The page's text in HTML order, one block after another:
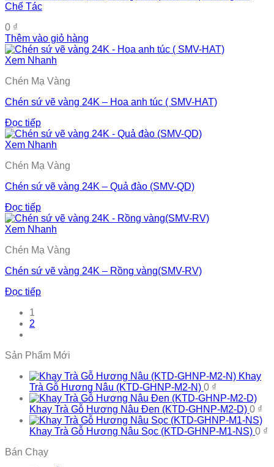
Chế Tác
0 ₫
Thêm vào giỏ hàng
Xem Nhanh
Chén Mạ Vàng
Chén sứ vẽ vàng 24K – Hoa anh túc ( SMV-HAT)
Đọc tiếp
Xem Nhanh
Chén Mạ Vàng
Chén sứ vẽ vàng 24K – Quả đào (SMV-QD)
Đọc tiếp
Xem Nhanh
Chén Mạ Vàng
Chén sứ vẽ vàng 24K – Rồng vàng(SMV-RV)
Đọc tiếp
1
2
Sản Phẩm Mới
Khay
Trà Gỗ Hương Nâu (KTD-GHNP-M2-N) 0 ₫
Khay Trà Gỗ Hương Nâu Đen (KTD-GHNP-M2-D) 0 ₫
Khay Trà Gỗ Hương Nâu Sọc (KTD-GHNP-M1-NS) 0 ₫
Bán Chạy